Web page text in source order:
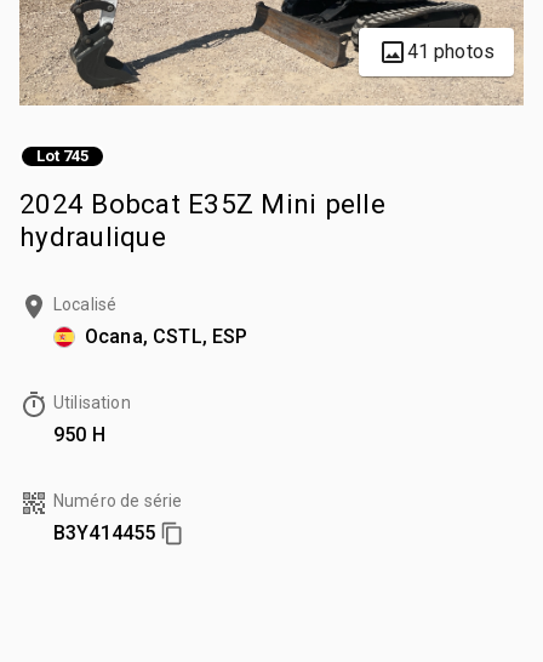
41 photos
Lot 745
2024 Bobcat E35Z Mini pelle
hydraulique
Localisé
Ocana, CSTL, ESP
Utilisation
950 H
Numéro de série
B3Y414455